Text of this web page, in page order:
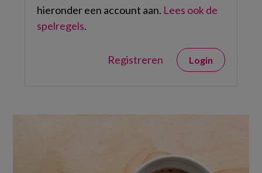
hieronder een account aan. Lees ook de
spelregels.
Registreren Login